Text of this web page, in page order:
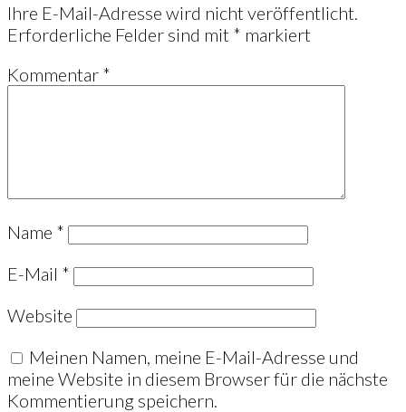
Ihre E-Mail-Adresse wird nicht veröffentlicht.
Erforderliche Felder sind mit * markiert
Kommentar *
Name *
E-Mail *
Website
Meinen Namen, meine E-Mail-Adresse und
meine Website in diesem Browser für die nächste
Kommentierung speichern.